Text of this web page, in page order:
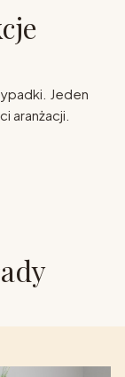
Jeden
aranżacji.